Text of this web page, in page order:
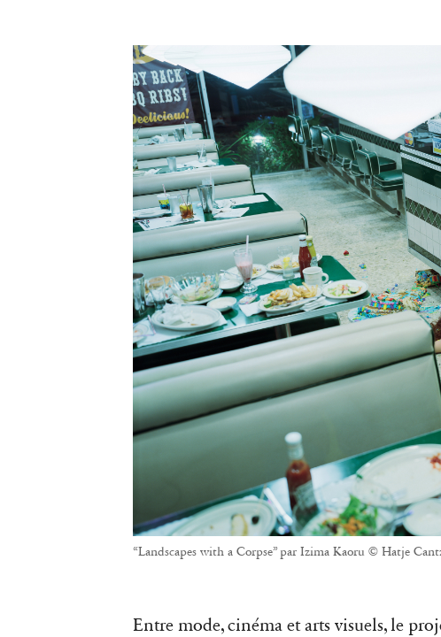
“Landscapes with a Corpse” par Izima Kaoru © Hatje
Entre mode, cinéma et arts visuels, le